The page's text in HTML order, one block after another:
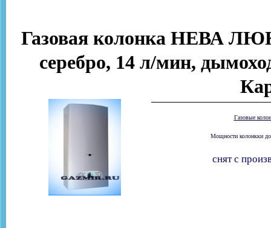
Газовая колонка НЕВА
серебро, 14 л/мин,
Газовые
Мощности колонкки
снят с